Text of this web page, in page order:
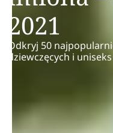
2021
Odkryj 50
dziewczęcych i